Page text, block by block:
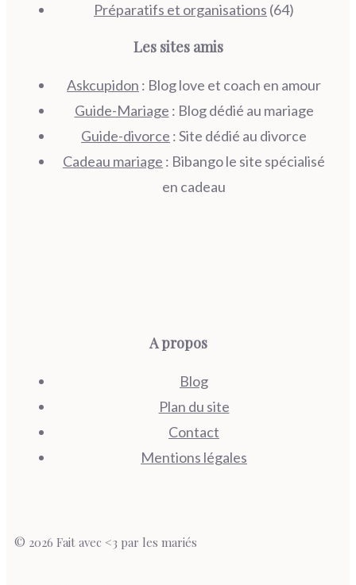
Préparatifs et organisations (64)
Les sites amis
Askcupidon : Blog love et coach en amour
Guide-Mariage : Blog dédié au mariage
Guide-divorce : Site dédié au divorce
Cadeau mariage : Bibango le site spécialisé
en cadeau
A propos
Blog
Plan du site
Contact
Mentions légales
© 2026 Fait avec <3 par les mariés